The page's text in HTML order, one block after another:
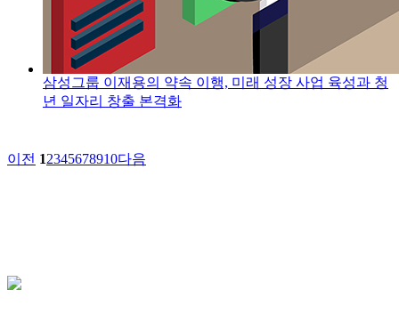
삼성그룹 이재용의 약속 이행, 미래 성장 사업 육성과 청
년 일자리 창출 본격화
이전 12345678910다음